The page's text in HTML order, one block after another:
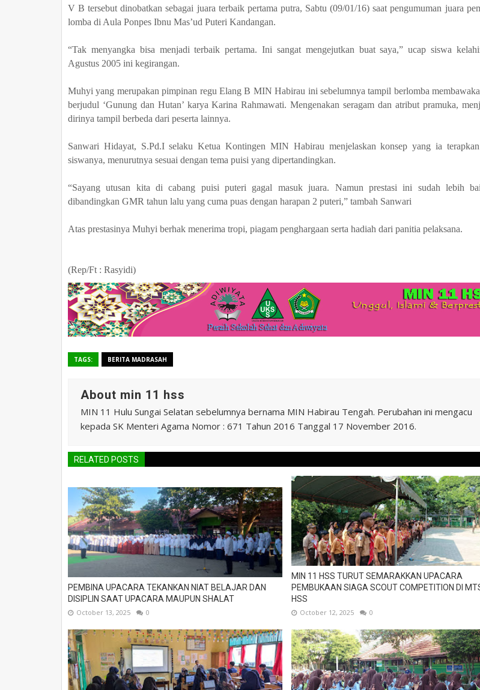
V B tersebut dinobatkan sebagai juara terbaik pertama putra, Sabtu (09/01/16) saat pengumuman juara
lomba di Aula Ponpes Ibnu Mas’ud Puteri Kandangan.
“Tak menyangka bisa menjadi terbaik pertama. Ini sangat mengejutkan buat saya,” ucap siswa
Agustus 2005 ini kegirangan.
Muhyi yang merupakan pimpinan regu Elang B MIN Habirau ini sebelumnya tampil berlomba
berjudul ‘Gunung dan Hutan’ karya Karina Rahmawati. Mengenakan seragam dan atribut pramuka,
dirinya tampil berbeda dari peserta lainnya.
Sanwari Hidayat, S.Pd.I selaku Ketua Kontingen MIN Habirau menjelaskan konsep yang ia
siswanya, menurutnya sesuai dengan tema puisi yang dipertandingkan.
“Sayang utusan kita di cabang puisi puteri gagal masuk juara. Namun prestasi ini sudah lebih
dibandingkan GMR tahun lalu yang cuma puas dengan harapan 2 puteri,” tambah Sanwari
Atas prestasinya Muhyi berhak menerima tropi, piagam penghargaan serta hadiah dari panitia pelaksana.
(Rep/Ft : Rasyidi)
TAGS: BERITA MADRASAH
About min 11 hss
MIN 11 Hulu Sungai Selatan sebelumnya bernama MIN Habirau Tengah. Perubahan ini mengacu
kepada SK Menteri Agama Nomor : 671 Tahun 2016 Tanggal 17 November 2016.
RELATED POSTS
PEMBINA UPACARA TEKANKAN NIAT BELAJAR DAN
DISIPLIN SAAT UPACARA MAUPUN SHALAT
October 13, 2025 0
MIN 11 HSS TURUT SEMARAKKAN UPACARA
PEMBUKAAN SIAGA SCOUT COMPETITION DI
HSS
October 12, 2025 0